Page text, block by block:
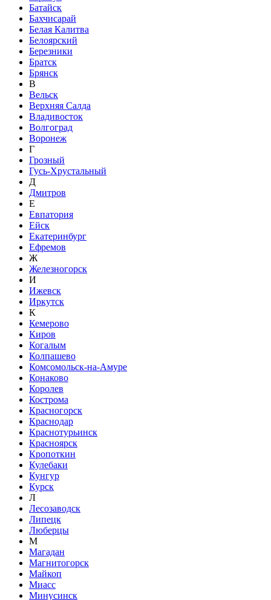
Батайск
Бахчисарай
Белая Калитва
Белоярский
Березники
Братск
Брянск
В
Вельск
Верхняя Салда
Владивосток
Волгоград
Воронеж
Г
Грозный
Гусь-Хрустальный
Д
Дмитров
Е
Евпатория
Ейск
Екатеринбург
Ефремов
Ж
Железногорск
И
Ижевск
Иркутск
К
Кемерово
Киров
Когалым
Колпашево
Комсомольск-на-Амуре
Конаково
Королев
Кострома
Красногорск
Краснодар
Краснотурьинск
Красноярск
Кропоткин
Кулебаки
Кунгур
Курск
Л
Лесозаводск
Липецк
Люберцы
М
Магадан
Магнитогорск
Майкоп
Миасс
Минусинск